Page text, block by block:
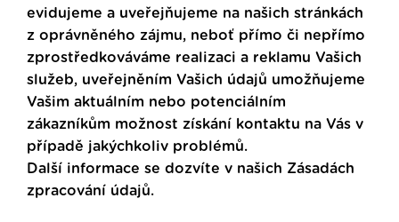
evidujeme a uveřejňujeme na našich stránkách
z oprávněného zájmu, neboť přímo či nepřímo
zprostředkováváme realizaci a reklamu Vašich
služeb, uveřejněním Vašich údajů umožňujeme
Vašim aktuálním nebo potenciálním
zákazníkům možnost získání kontaktu na Vás v
případě jakýchkoliv problémů.
Další informace se dozvíte v našich Zásadách
zpracování údajů.